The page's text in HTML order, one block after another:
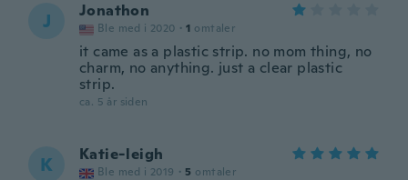
J Jonathon
Ble med i 2020 · 1 omtaler
it came as a plastic strip. no mom thing, no
charm, no anything. just a clear plastic
strip.
ca. 5 år siden
K Katie-leigh
Ble med i 2019 · 5 omtaler